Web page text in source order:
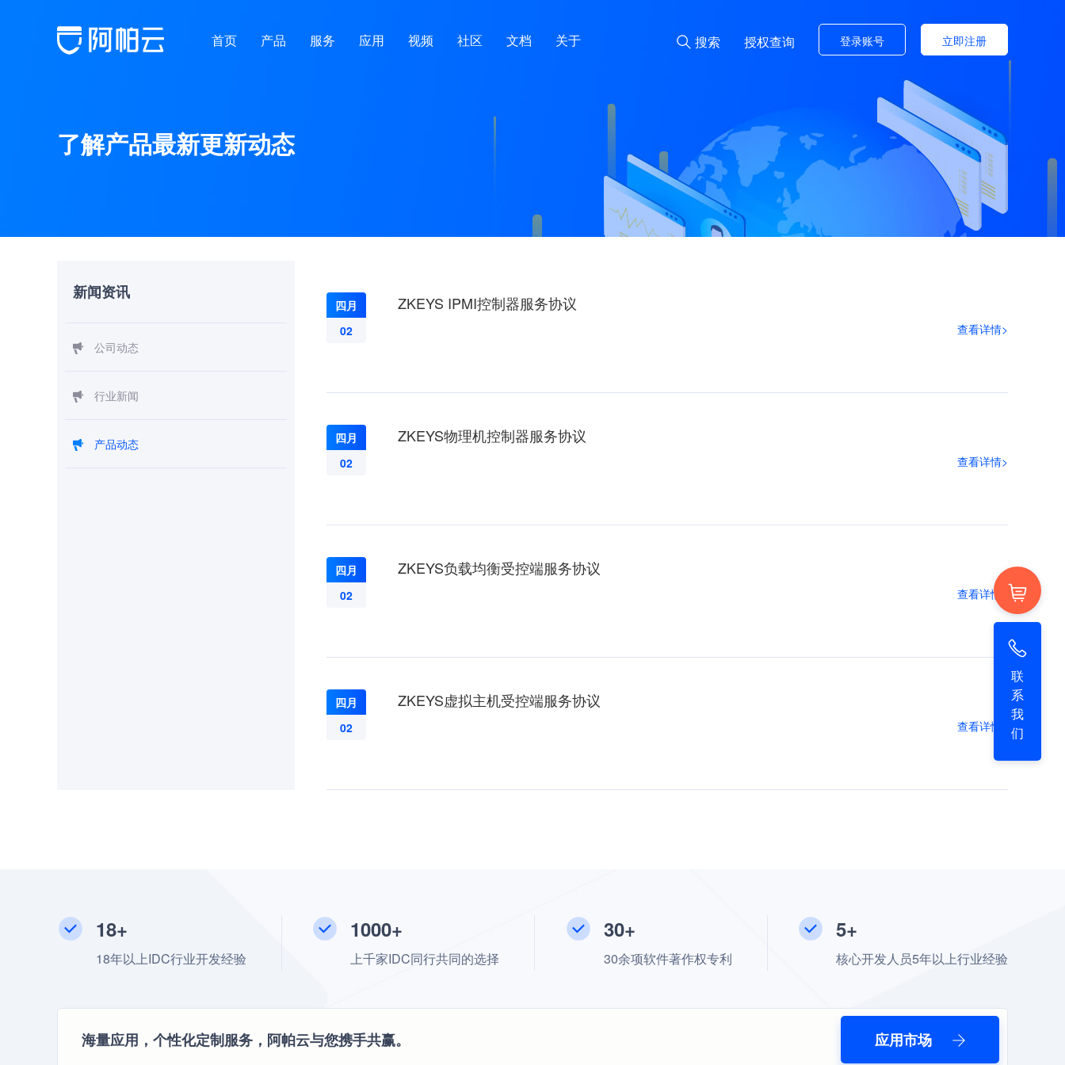
首页 产品 服务 应用 视频 社区 文档 关于 搜索 授权查询 登录账号 立即注册
了解产品最新更新动态
新闻资讯
公司动态
行业新闻
产品动态
四月
02
ZKEYS IPMI控制器服务协议
查看详情>
四月
02
ZKEYS物理机控制器服务协议
查看详情>
四月
02
ZKEYS负载均衡受控端服务协议
查看详情>
四月
02
ZKEYS虚拟主机受控端服务协议
查看详情>
18+
18年以上IDC行业开发经验
1000+
上千家IDC同行共同的选择
30+
30余项软件著作权专利
5+
核心开发人员5年以上行业经验
海量应用，个性化定制服务，阿帕云与您携手共赢。 应用市场
联
系
我
们